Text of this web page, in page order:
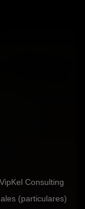
Consulting
(particulares)